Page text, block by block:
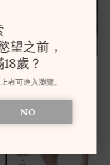
望之前，
歲？
者可進入瀏覽。
NO